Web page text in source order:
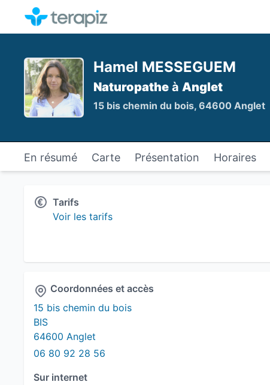
Hamel MESSEGUEM
Naturopathe à Anglet
15 bis chemin du bois, 64600 Anglet
En résumé Carte Présentation Horaires
Tarifs
Voir les tarifs
Coordonnées et accès
15 bis chemin du bois
BIS
64600 Anglet
06 80 92 28 56
Sur internet